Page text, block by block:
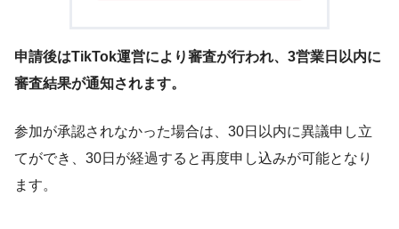
申請後はTikTok運営により審査が行われ、3営業日以内に
審査結果が通知されます。
参加が承認されなかった場合は、30日以内に異議申し立
てができ、30日が経過すると再度申し込みが可能となり
ます。